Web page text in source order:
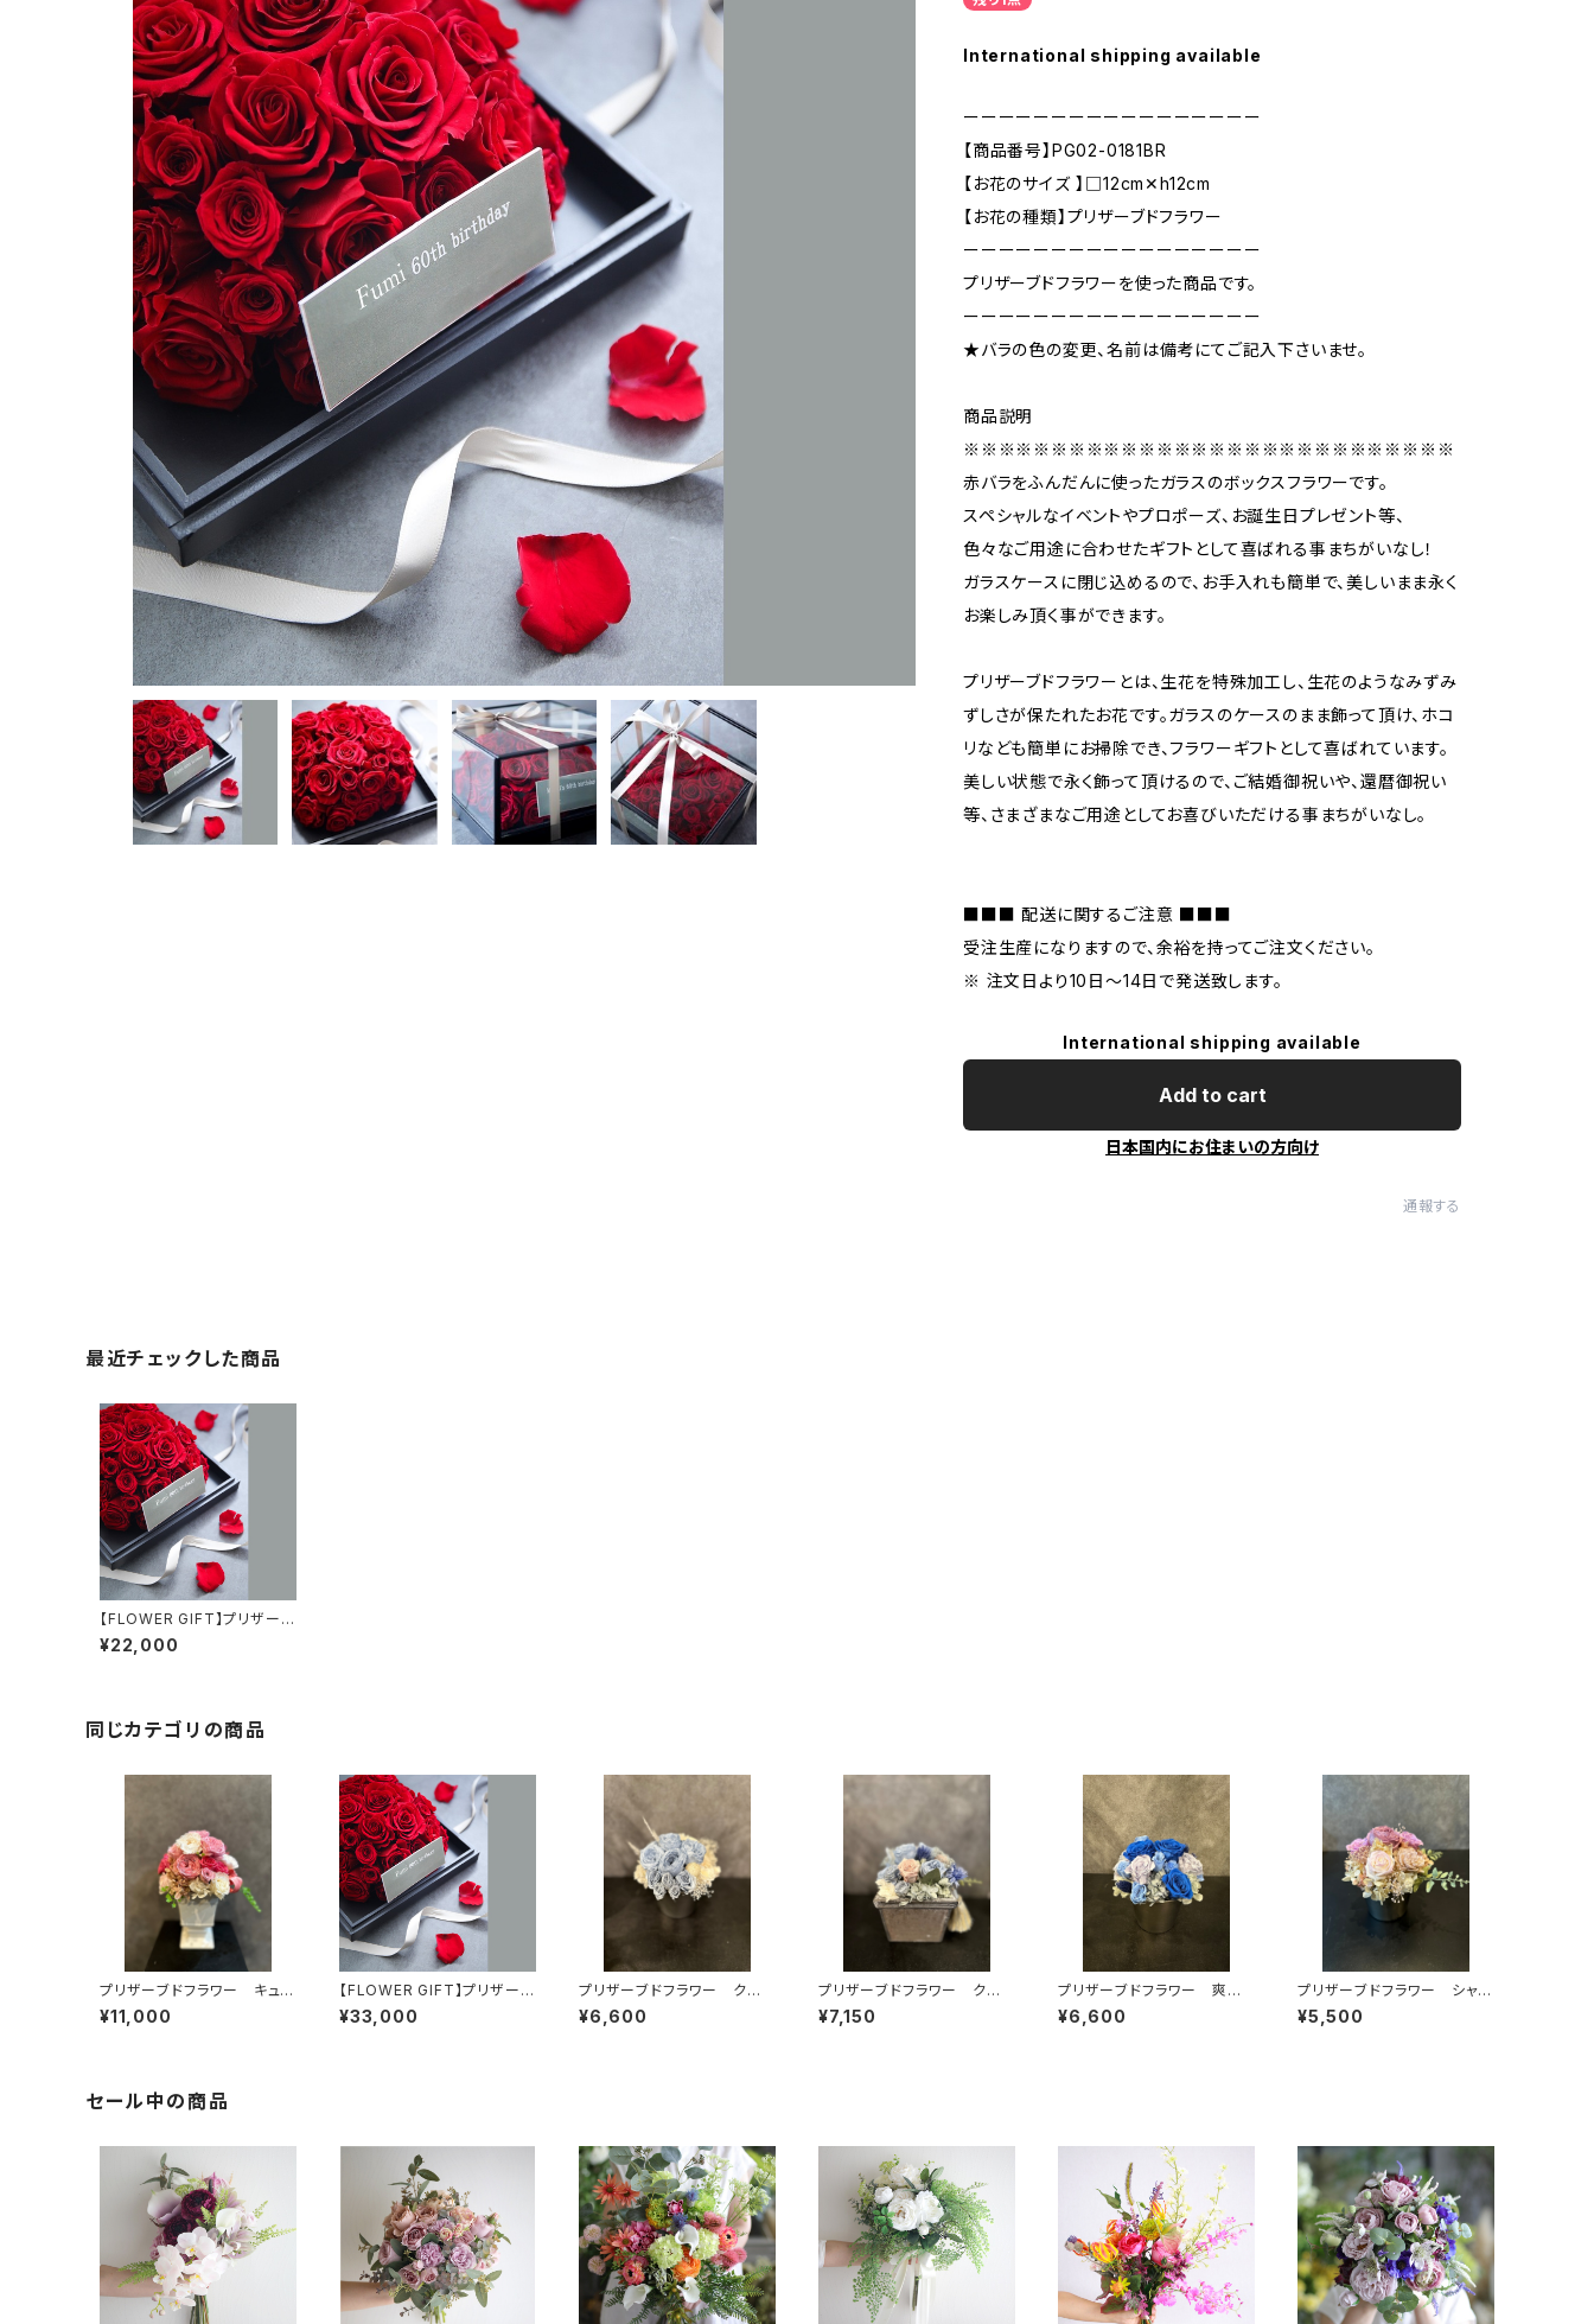
International shipping available
ーーーーーーーーーーーーーーーーー
【商品番号】PG02-0181BR
【お花のサイズ 】□12cm✕h12cm
【お花の種類】プリザーブドフラワー
ーーーーーーーーーーーーーーーーー
プリザーブドフラワーを使った商品です。
ーーーーーーーーーーーーーーーーー
★バラの色の変更、名前は備考にてご記入下さいませ。
商品説明
※※※※※※※※※※※※※※※※※※※※※※※※※※※※
赤バラをふんだんに使ったガラスのボックスフラワーです。
スペシャルなイベントやプロポーズ、お誕生日プレゼント等、
色々なご用途に合わせたギフトとして喜ばれる事まちがいなし！
ガラスケースに閉じ込めるので、お手入れも簡単で、美しいまま永く
お楽しみ頂く事ができます。
プリザーブドフラワーとは、生花を特殊加工し、生花のようなみずみ
ずしさが保たれたお花です。ガラスのケースのまま飾って頂け、ホコ
リなども簡単にお掃除でき、フラワーギフトとして喜ばれています。
美しい状態で永く飾って頂けるので、ご結婚御祝いや、還暦御祝い
等、さまざまなご用途としてお喜びいただける事まちがいなし。
■■■ 配送に関するご注意 ■■■
受注生産になりますので、余裕を持ってご注文ください。
※ 注文日より10日〜14日で発送致します。
International shipping available
Add to cart
日本国内にお住まいの方向け
通報する
最近チェックした商品
【FLOWER GIFT】プリザーブ
ドフラワーボックスM
¥22,000
同じカテゴリの商品
プリザーブドフラワー キュー
トなピンク系バラのプリアレン
ジ
¥11,000
【FLOWER GIFT】プリザーブ
ドフラワーボックスL
¥33,000
プリザーブドフラワー クー
ル系シャビーなプリアレンジ
¥6,600
プリザーブドフラワー クー
ル系シャビーなプリアレンジ
¥7,150
プリザーブドフラワー 爽や
かブルー系プリアレンジ
¥6,600
プリザーブドフラワー シャビ
ーピンク系プリアレンジ
¥5,500
セール中の商品